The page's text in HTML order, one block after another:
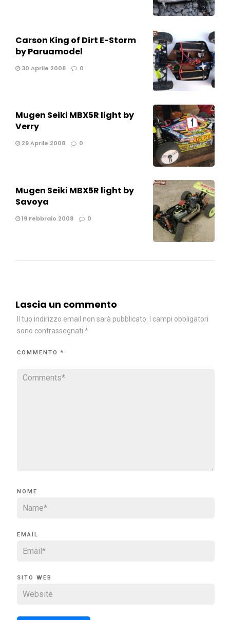
Carson King of Dirt E-Storm
by Paruamodel
30 Aprile 2008 0
Mugen Seiki MBX5R light by
Verry
29 Aprile 2008 0
Mugen Seiki MBX5R light by
Savoya
19 Febbraio 2008 0
Lascia un commento
Il tuo indirizzo email non sarà pubblicato.
I campi obbligatori
sono contrassegnati *
COMMENTO *
NOME
EMAIL
SITO WEB